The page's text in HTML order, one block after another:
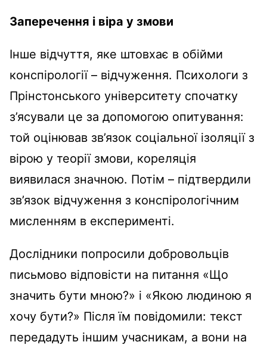
Заперечення і віра у змови
Інше відчуття, яке штовхає в обійми
конспірології – відчуження. Психологи з
Прінстонського університету спочатку
з’ясували це за допомогою опитування:
той оцінював зв’язок соціальної ізоляції з
вірою у теорії змови, кореляція
виявилася значною. Потім – підтвердили
зв’язок відчуження з конспірологічним
мисленням в експерименті.
Дослідники попросили добровольців
письмово відповісти на питання «Що
значить бути мною?» і «Якою людиною я
хочу бути?» Після їм повідомили: текст
передадуть іншим учасникам, а вони на